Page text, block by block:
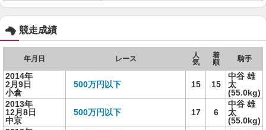
競走成績
年月日 レース
人
気
着
順
騎手
2014年
2月9日
小倉
500万円以下 15 15
中谷 雄
太
(55.0kg)
2013年
12月8日
中京
500万円以下 17 6
中谷 雄
太
(55.0kg)